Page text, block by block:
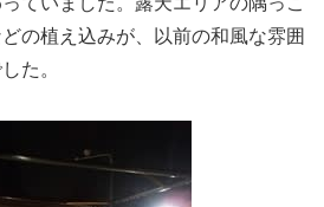
の植え込みが、以前の和風な雰囲
た。